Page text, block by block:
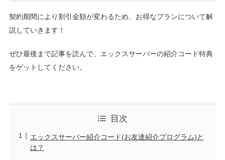
契約期間により割引金額が変わるため、お得なプランについて解
説していきます！
ぜひ最後まで記事を読んで、エックスサーバーの紹介コード特典
をゲットしてください。
目次
エックスサーバー紹介コード(お友達紹介プログラム)と
は？